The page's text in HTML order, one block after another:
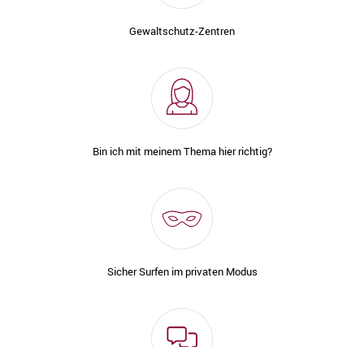
Gewaltschutz-Zentren
Bin ich mit meinem Thema hier richtig?
Sicher Surfen im privaten Modus